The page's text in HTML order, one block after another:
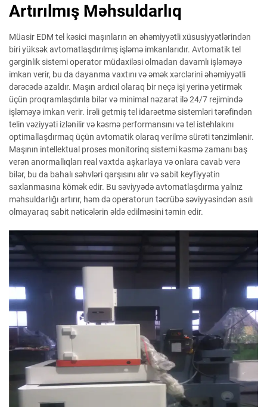
Artırılmış Məhsuldarlıq
Müasir EDM tel kəsici maşınların ən əhəmiyyətli xüsusiyyətlərindən
biri yüksək avtomatlaşdırılmış işləmə imkanlarıdır. Avtomatik tel
gərginlik sistemi operator müdaxiləsi olmadan davamlı işləməyə
imkan verir, bu da dayanma vaxtını və əmək xərclərini əhəmiyyətli
dərəcədə azaldır. Maşın ardıcıl olaraq bir neçə işi yerinə yetirmək
üçün proqramlaşdırıla bilər və minimal nəzarət ilə 24/7 rejimində
işləməyə imkan verir. İrəli getmiş tel idarəetmə sistemləri tərəfindən
telin vəziyyəti izlənilir və kəsmə performansını və tel istehlakını
optimallaşdırmaq üçün avtomatik olaraq verilmə sürəti tənzimlənir.
Maşının intellektual proses monitorinq sistemi kəsmə zamanı baş
verən anormallıqları real vaxtda aşkarlaya və onlara cavab verə
bilər, bu da bahalı səhvləri qarşısını alır və sabit keyfiyyətin
saxlanmasına kömək edir. Bu səviyyədə avtomatlaşdırma yalnız
məhsuldarlığı artırır, həm də operatorun təcrübə səviyyəsindən asılı
olmayaraq sabit nəticələrin əldə edilməsini təmin edir.